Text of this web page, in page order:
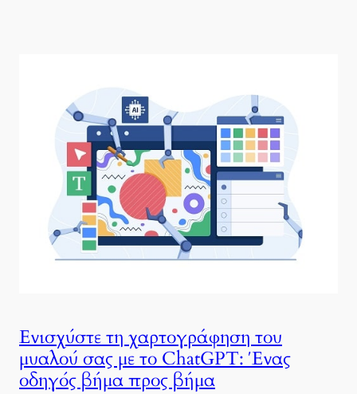
Ενισχύστε τη χαρτογράφηση του
μυαλού σας με το ChatGPT: Ένας
οδηγός βήμα προς βήμα